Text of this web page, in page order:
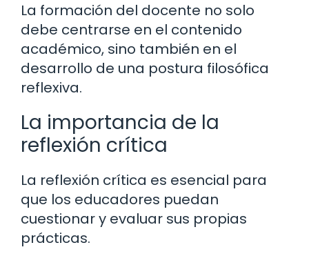
La formación del docente no solo
debe centrarse en el contenido
académico, sino también en el
desarrollo de una postura filosófica
reflexiva.
La importancia de la
reflexión crítica
La reflexión crítica es esencial para
que los educadores puedan
cuestionar y evaluar sus propias
prácticas.